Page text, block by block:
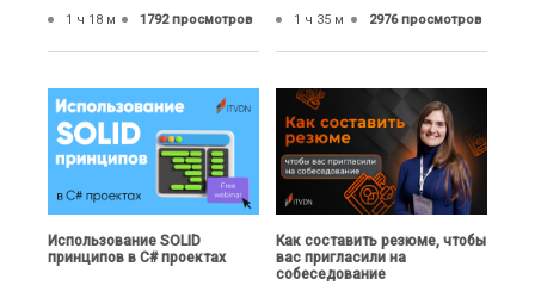
1 ч 18 м
1792 просмотров
1 ч 35 м
2976 просмотров
Использование SOLID
принципов в C# проектах
Как составить резюме, чтобы
вас пригласили на
собеседование